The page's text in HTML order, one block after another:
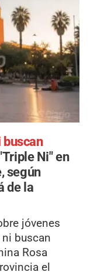
buscan
Ni" en
según
de la
jóvenes
buscan
Rosa
el